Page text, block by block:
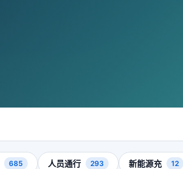
685 人员通行 293 新能源充 12